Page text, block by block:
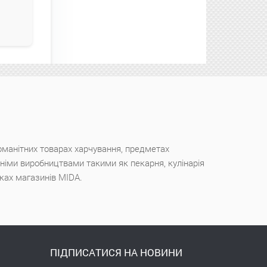
товарах харчування, предметах
виробництвами такими як пекарня, кулінарія
магазинів MIDA.
ПІДПИСАТИСЯ НА НОВИНИ